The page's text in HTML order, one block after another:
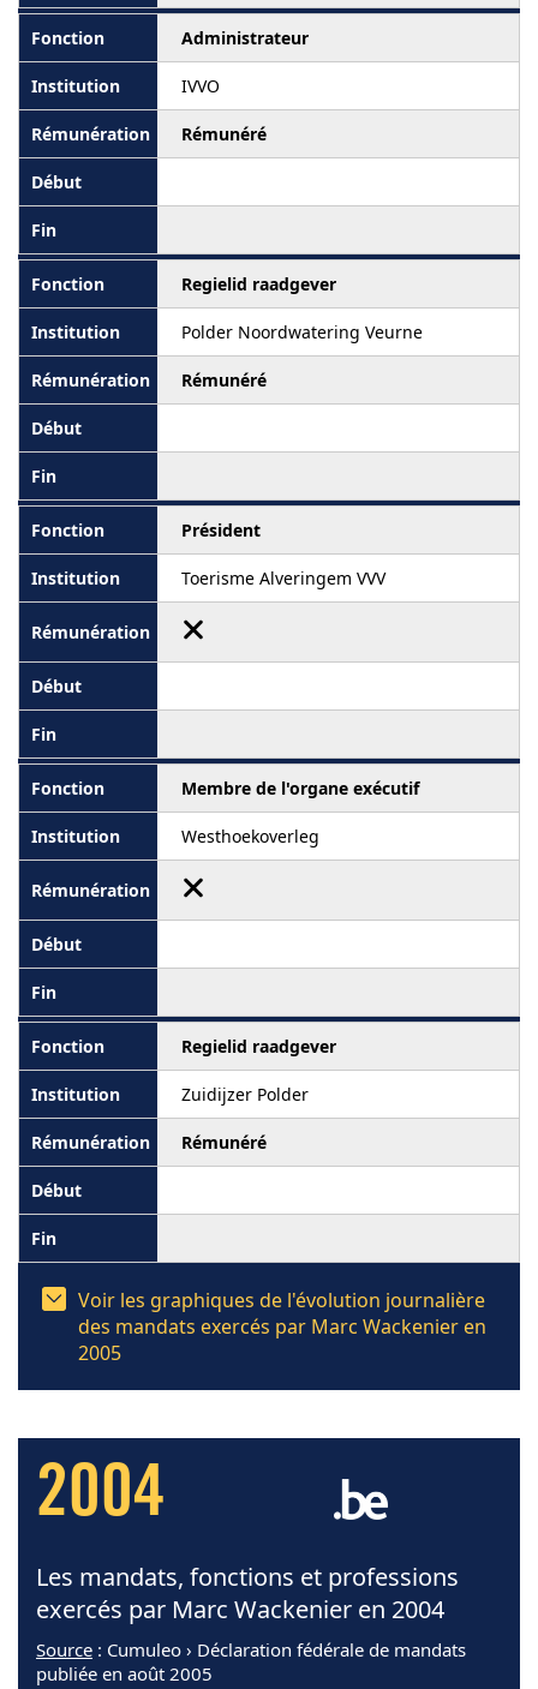
Administrateur
IVVO
Rémunéré
Regielid raadgever
Polder Noordwatering Veurne
Rémunéré
Président
Toerisme Alveringem VVV
Membre de l'organe exécutif
Westhoekoverleg
Regielid raadgever
Zuidijzer Polder
Rémunéré
Voir les graphiques de l'évolution journalière
des mandats exercés par Marc Wackenier en
2005
2004
Les mandats, fonctions et professions
exercés par Marc Wackenier en 2004
Source : Cumuleo › Déclaration fédérale de mandats
publiée en août 2005